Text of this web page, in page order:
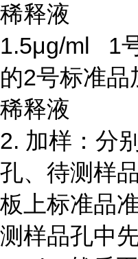
稀释液
1.5μg/ml 1
的2号标准
稀释液
2. 加样：分
孔、待测样
板上标准品
测样品孔中